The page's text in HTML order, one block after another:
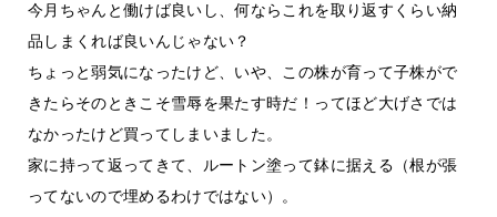
今月ちゃんと働けば良いし、何ならこれを取り返すくらい納
品しまくれば良いんじゃない？
ちょっと弱気になったけど、いや、この株が育って子株がで
きたらそのときこそ雪辱を果たす時だ！ってほど大げさでは
なかったけど買ってしまいました。
家に持って返ってきて、ルートン塗って鉢に据える（根が張
ってないので埋めるわけではない）。